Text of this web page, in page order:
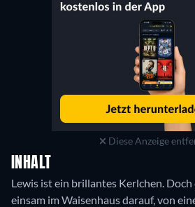
Diese Anzeige
INHALT
Lewis ist ein brillantes Kerlchen.
einsam im Waisenhaus darauf, von